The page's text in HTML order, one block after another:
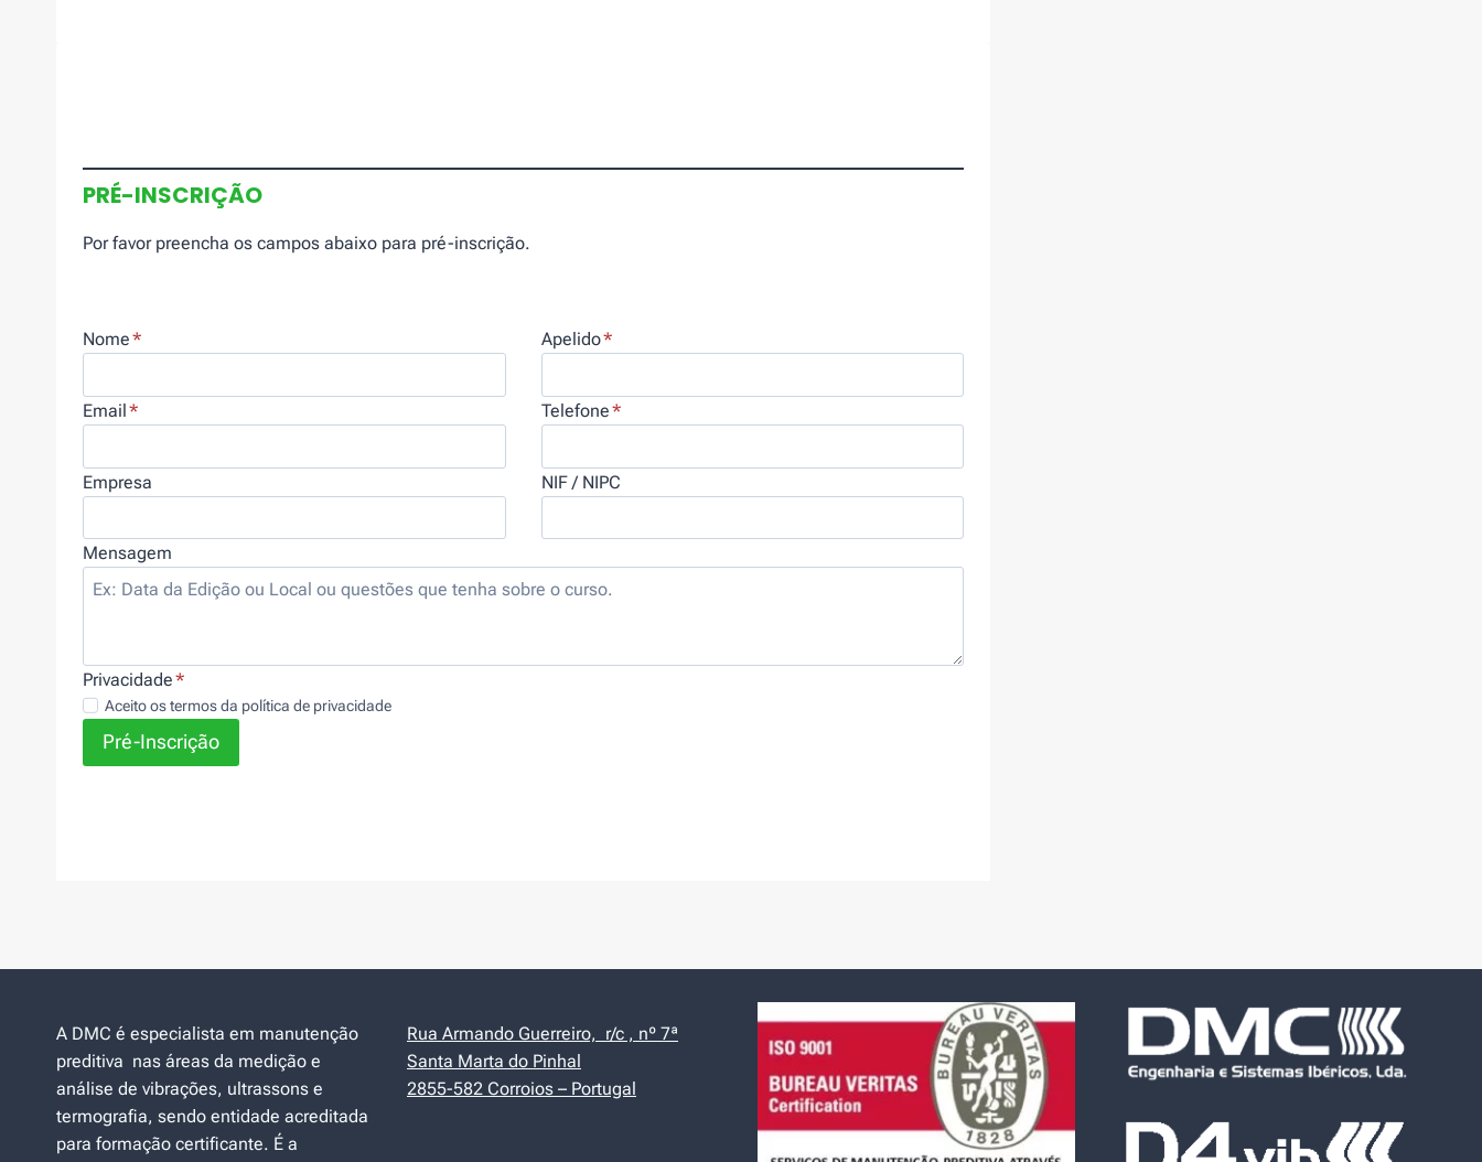
PRÉ-INSCRIÇÃO
Por favor preencha os campos abaixo para pré-inscrição.
Nome* Apelido*
Email* Telefone*
Empresa NIF / NIPC
Mensagem
Privacidade*
Aceito os termos da política de privacidade
Pré-Inscrição
A DMC é especialista em manutenção
preditiva nas áreas da medição e
análise de vibrações, ultrassons e
termografia, sendo entidade acreditada
para formação certificante. É a
Rua Armando Guerreiro, r/c , nº 7ª
Santa Marta do Pinhal
2855-582 Corroios – Portugal